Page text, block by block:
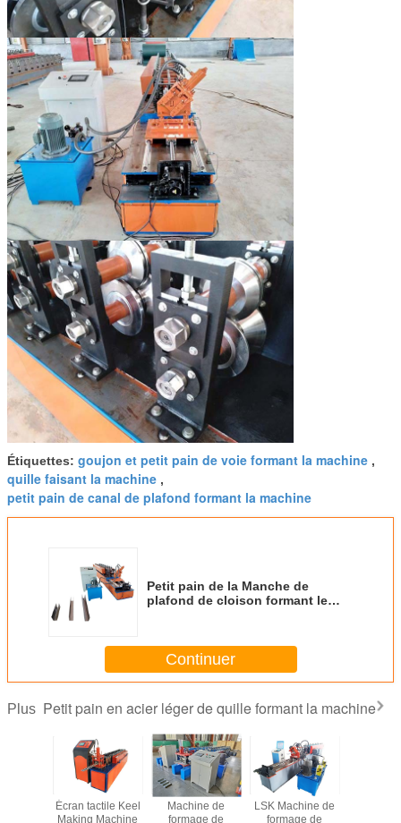
Étiquettes: goujon et petit pain de voie formant la machine ,
quille faisant la machine ,
petit pain de canal de plafond formant la machine
Petit pain de la Manche de
plafond de cloison formant le
Continuer
Plus Petit pain en acier léger de quille formant la machine
Écran tactile Keel
Making Machine
Machine de
formage de
LSK Machine de
formage de